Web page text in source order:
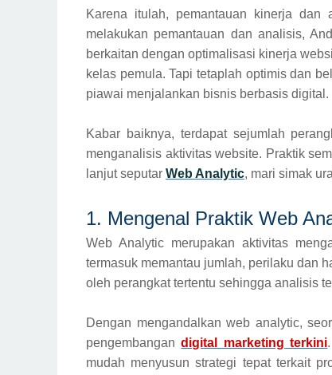
Karena itulah, pemantauan kinerja
melakukan pemantauan dan analisis,
berkaitan dengan optimalisasi kinerja
kelas pemula. Tapi tetaplah optimis dan
piawai menjalankan bisnis berbasis digital.
Kabar baiknya, terdapat sejumlah
menganalisis aktivitas website. Praktik
lanjut seputar Web Analytic, mari simak
1. Mengenal Praktik Web
Web Analytic merupakan aktivitas
termasuk memantau jumlah, perilaku dan
oleh perangkat tertentu sehingga analisis
Dengan mengandalkan web analytic,
pengembangandigital marketing terkini
mudah menyusun strategi tepat terkait